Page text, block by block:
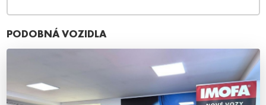
PODOBNÁ VOZIDLA